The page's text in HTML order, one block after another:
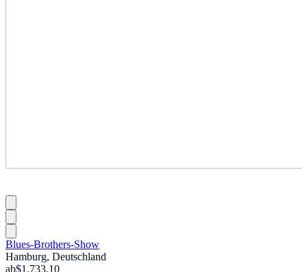
Blues-Brothers-Show
Hamburg, Deutschland
ab$1.733,10